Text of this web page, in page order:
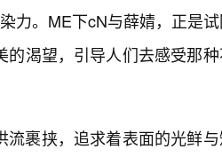
力。ME下cN与薛婧，正是
渴望，引导人们去感受那
裹挟，追求着表面的光鲜